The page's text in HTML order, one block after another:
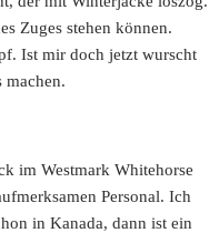
Zuges stehen können.
Ist mir doch jetzt wurscht
machen.
im Westmark Whitehorse
Personal. Ich
in Kanada, dann ist ein